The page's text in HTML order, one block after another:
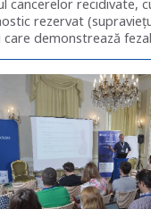
cancerelor recidivate,
rezervat
care demonstrează